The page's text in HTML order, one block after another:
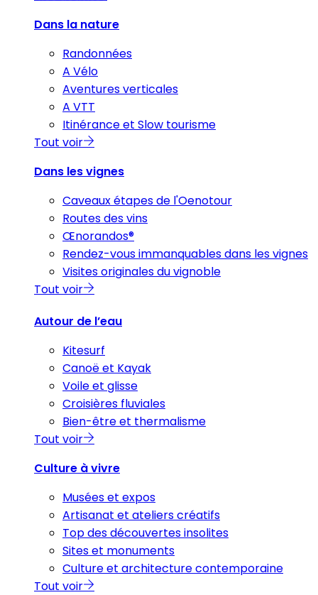
Dans la nature
Randonnées
A Vélo
Aventures verticales
A VTT
Itinérance et Slow tourisme
Tout voir
Dans les vignes
Caveaux étapes de l'Oenotour
Routes des vins
Œnorandos®
Rendez-vous immanquables dans les vignes
Visites originales du vignoble
Tout voir
Autour de l’eau
Kitesurf
Canoë et Kayak
Voile et glisse
Croisières fluviales
Bien-être et thermalisme
Tout voir
Culture à vivre
Musées et expos
Artisanat et ateliers créatifs
Top des découvertes insolites
Sites et monuments
Culture et architecture contemporaine
Tout voir